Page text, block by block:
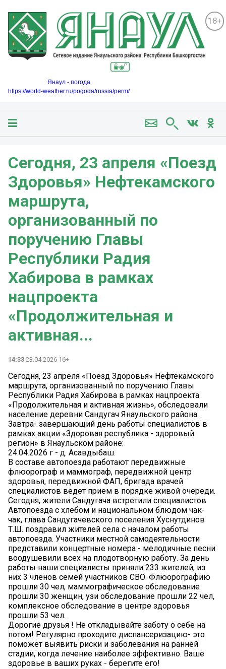
18+
Янаул - погода
https://world-weather.ru/pogoda/russia/perm/
Сегодня, 23 апреля «Поезд
Здоровья» Нефтекамского
маршрута,
организованный по
поручению Главы
Республики Радия
Хабирова в рамках
нацпроекта
«Продолжительная и
активная...
14:33 23.04.2026 16+
Сегодня, 23 апреля «Поезд Здоровья» Нефтекамского
маршрута, организованный по поручению Главы
Республики Радия Хабирова в рамках нацпроекта
«Продолжительная и активная жизнь», обследовали
население деревни Сандугач Янаульского района.
Завтра- завершающий день работы специалистов в
рамках акции «Здоровая республика - здоровый
регион» в Янаульском районе:
24.04.2026 г - д. Асавдыбаш.
В составе автопоезда работают передвижные
флюорограф и маммограф, передвижной центр
здоровья, передвижной ФАП, бригада врачей
специалистов ведет прием в порядке живой очереди.
Сегодня, жители Сандугача встретили специалистов
Автопоезда с хлебом и национальном блюдом чак-
чак, глава Сандугачевского поселения Хуснутдинов
Т.Ш. поздравил жителей села с началом работы
автопоезда. Участники местной самодеятельности
представили концертные номера - мелодичные песни
воодушевили всех на плодотворную работу. За день
работы наши специалисты приняли 233 жителей, из
них 3 членов семей участников СВО. Флюорографию
прошли 30 чел, маммографическое обследование
прошли 30 женщин, узи обследование прошли 22 чел,
комплексное обследование в центре здоровья
прошли 53 чел.
Дорогие друзья ! Не откладывайте заботу о себе на
потом! Регулярно проходите диспансеризацию- это
поможет выявить риски и заболевания на ранней
стадии, когда лечение наиболее эффективно. Ваше
здоровье в ваших руках - берегите его!